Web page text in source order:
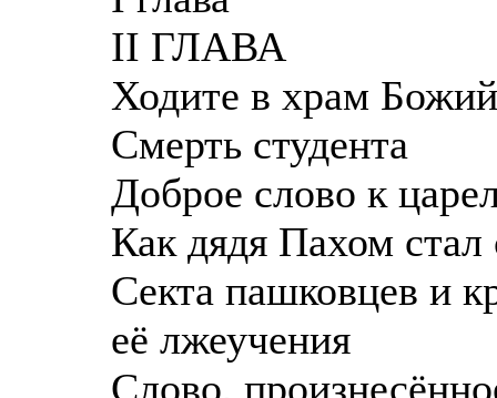
II ГЛАВА
Ходите в храм Божий
Смерть студента
Доброе слово к
Как дядя Пахом
Секта пашковцев и
её лжеучения
Слово,